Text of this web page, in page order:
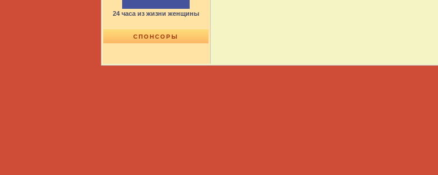
24 часа из жизни женщины
СПОНСОРЫ